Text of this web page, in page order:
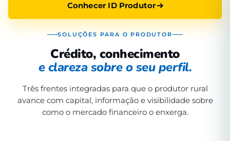
Conhecer ID Produtor
SOLUÇÕES PARA O PRODUTOR
Crédito, conhecimento
e clareza sobre o seu perfil.
Três frentes integradas para que o produtor rural
avance com capital, informação e visibilidade sobre
como o mercado financeiro o enxerga.